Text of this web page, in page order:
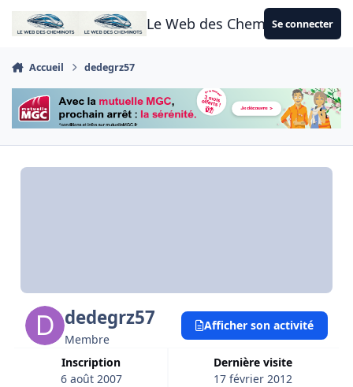
Aller au contenu
Le Web des CheminotsSe connecter
Accueil dedegrz57
dedegrz57
Membre
Inscription
6 août 2007
Dernière visite
17 février 2012
Afficher son activité